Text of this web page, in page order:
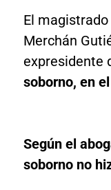
El
Merchán
expresidente
soborno, en
Según el
soborno no